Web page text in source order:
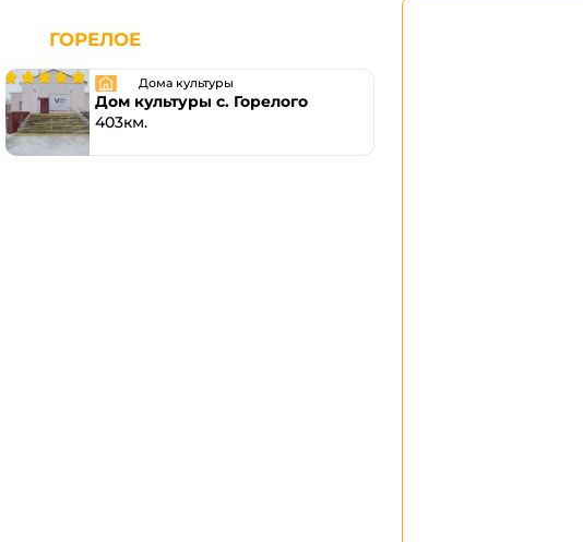
ГОРЕЛОЕ
Дома культуры
Дом культуры с. Горелого
403км.